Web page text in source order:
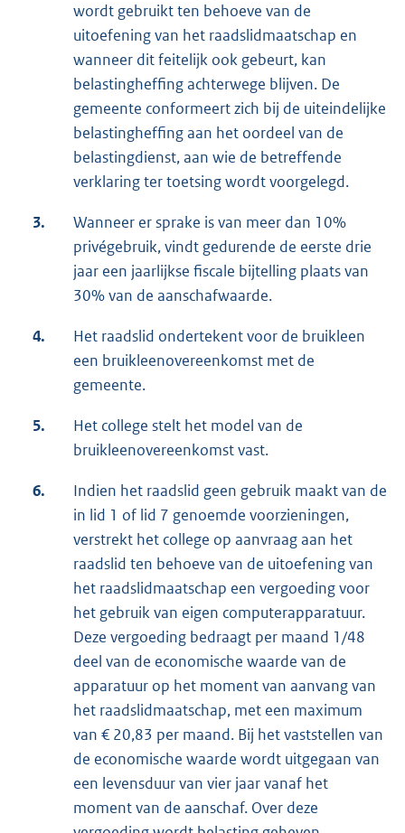
wordt gebruikt ten behoeve van de
uitoefening van het raadslidmaatschap en
wanneer dit feitelijk ook gebeurt, kan
belastingheffing achterwege blijven. De
gemeente conformeert zich bij de uiteindelijke
belastingheffing aan het oordeel van de
belastingdienst, aan wie de betreffende
verklaring ter toetsing wordt voorgelegd.
3.
Wanneer er sprake is van meer dan 10%
privégebruik, vindt gedurende de eerste drie
jaar een jaarlijkse fiscale bijtelling plaats van
30% van de aanschafwaarde.
4.
Het raadslid ondertekent voor de bruikleen
een bruikleenovereenkomst met de
gemeente.
5.
Het college stelt het model van de
bruikleenovereenkomst vast.
6.
Indien het raadslid geen gebruik maakt van de
in lid 1 of lid 7 genoemde voorzieningen,
verstrekt het college op aanvraag aan het
raadslid ten behoeve van de uitoefening van
het raadslidmaatschap een vergoeding voor
het gebruik van eigen computerapparatuur.
Deze vergoeding bedraagt per maand 1/48
deel van de economische waarde van de
apparatuur op het moment van aanvang van
het raadslidmaatschap, met een maximum
van € 20,83 per maand. Bij het vaststellen van
de economische waarde wordt uitgegaan van
een levensduur van vier jaar vanaf het
moment van de aanschaf. Over deze